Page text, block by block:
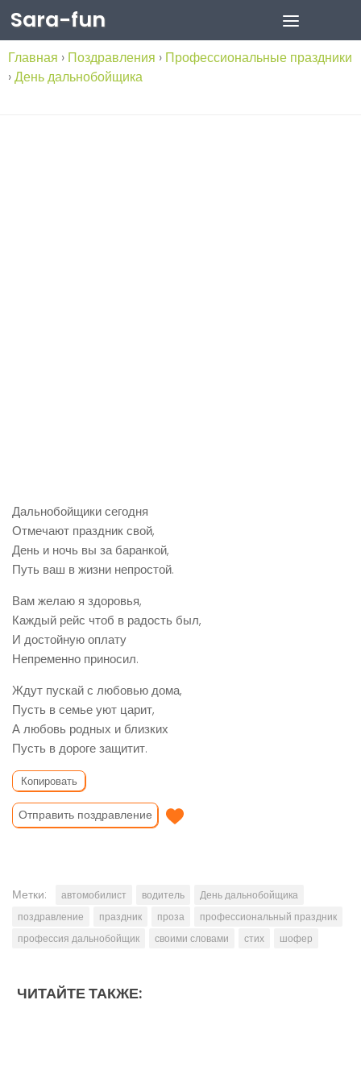
Skip to content
Sara-fun
Главная › Поздравления › Профессиональные праздники
›День дальнобойщика
Дальнобойщики сегодня
Отмечают праздник свой,
День и ночь вы за баранкой,
Путь ваш в жизни непростой.
Вам желаю я здоровья,
Каждый рейс чтоб в радость был,
И достойную оплату
Непременно приносил.
Ждут пускай с любовью дома,
Пусть в семье уют царит,
А любовь родных и близких
Пусть в дороге защитит.
Копировать
Отправить поздравление
Метки: автомобилист водитель
День дальнобойщика
поздравление
праздник проза
профессиональный праздник
профессия дальнобойщик
своими словами стих шофер
ЧИТАЙТЕ ТАКЖЕ: